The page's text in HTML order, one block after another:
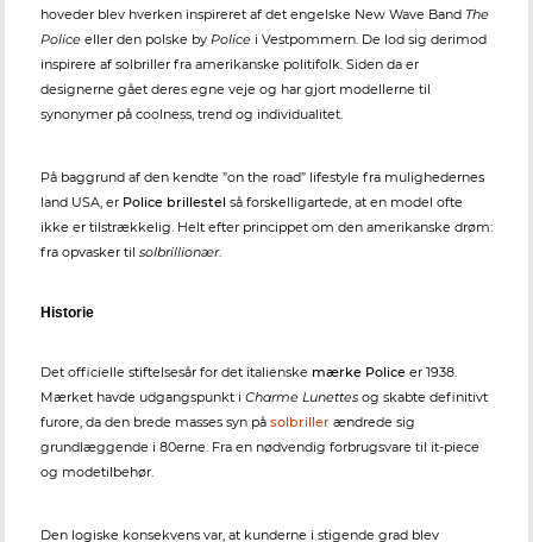
hoveder blev hverken inspireret af det engelske New Wave Band The
Police eller den polske by Police i Vestpommern. De lod sig derimod
inspirere af solbriller fra amerikanske politifolk. Siden da er
designerne gået deres egne veje og har gjort modellerne til
synonymer på coolness, trend og individualitet.
På baggrund af den kendte ”on the road” lifestyle fra mulighedernes
land USA, er Police brillestel så forskelligartede, at en model ofte
ikke er tilstrækkelig. Helt efter princippet om den amerikanske drøm:
fra opvasker til solbrillionær.
Historie
Det officielle stiftelsesår for det italienske mærke Police er 1938.
Mærket havde udgangspunkt i Charme Lunettes og skabte definitivt
furore, da den brede masses syn på solbriller ændrede sig
grundlæggende i 80erne. Fra en nødvendig forbrugsvare til it-piece
og modetilbehør.
Den logiske konsekvens var, at kunderne i stigende grad blev